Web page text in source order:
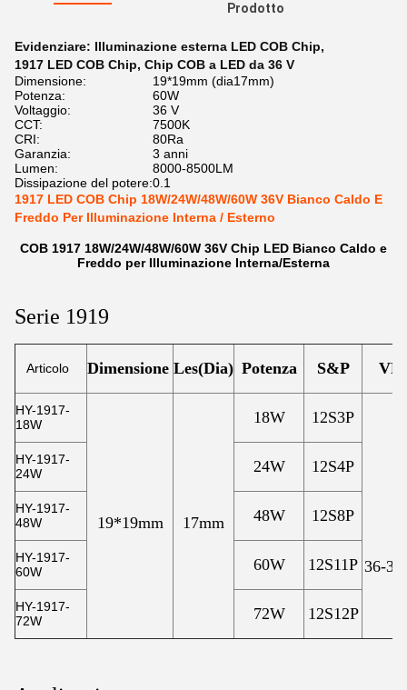
Prodotto
Evidenziare: Illuminazione esterna LED COB Chip,
1917 LED COB Chip, Chip COB a LED da 36 V
Dimensione:
19*19mm (dia17mm)
Potenza:
60W
Voltaggio:
36 V
CCT:
7500K
CRI:
80Ra
Garanzia:
3 anni
Lumen:
8000-8500LM
Dissipazione del potere:0.1
1917 LED COB Chip 18W/24W/48W/60W 36V Bianco Caldo E
Freddo Per Illuminazione Interna / Esterno
COB 1917 18W/24W/48W/60W 36V Chip LED Bianco Caldo e
Freddo per Illuminazione Interna/Esterna
Serie 1919
Articolo Dimensione Les(Dia) Potenza S&P VF
HY-1917-
18W
19*19mm 17mm
18W 12S3P
36-
HY-1917-
24W
24W 12S4P
HY-1917-
48W
48W 12S8P
HY-1917-
60W
60W 12S11P
HY-1917-
72W
72W 12S12P